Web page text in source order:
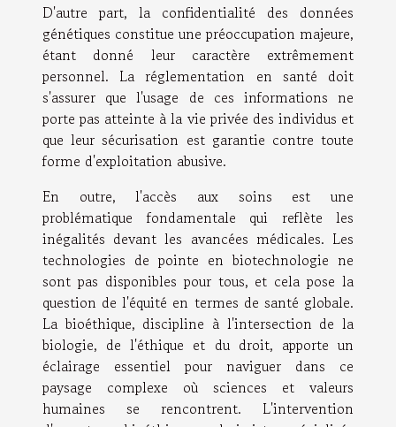
D'autre part, la confidentialité des données
génétiques constitue une préoccupation majeure,
étant donné leur caractère extrêmement
personnel. La réglementation en santé doit
s'assurer que l'usage de ces informations ne
porte pas atteinte à la vie privée des individus et
que leur sécurisation est garantie contre toute
forme d'exploitation abusive.
En outre, l'accès aux soins est une
problématique fondamentale qui reflète les
inégalités devant les avancées médicales. Les
technologies de pointe en biotechnologie ne
sont pas disponibles pour tous, et cela pose la
question de l'équité en termes de santé globale.
La bioéthique, discipline à l'intersection de la
biologie, de l'éthique et du droit, apporte un
éclairage essentiel pour naviguer dans ce
paysage complexe où sciences et valeurs
humaines se rencontrent. L'intervention